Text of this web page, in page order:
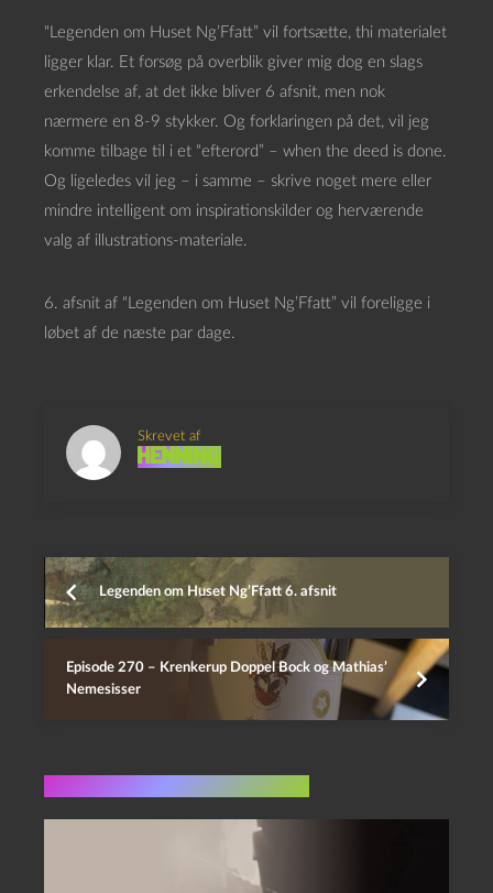
“Legenden om Huset Ng’Ffatt” vil fortsætte, thi materialet
ligger klar. Et forsøg på overblik giver mig dog en slags
erkendelse af, at det ikke bliver 6 afsnit, men nok
nærmere en 8-9 stykker. Og forklaringen på det, vil jeg
komme tilbage til i et “efterord” – when the deed is done.
Og ligeledes vil jeg – i samme – skrive noget mere eller
mindre intelligent om inspirationskilder og herværende
valg af illustrations-materiale.
6. afsnit af “Legenden om Huset Ng’Ffatt” vil foreligge i
løbet af de næste par dage.
Skrevet af
Henning
Legenden om Huset Ng’Ffatt 6. afsnit
Episode 270 – Krenkerup Doppel Bock og Mathias’
Nemesisser